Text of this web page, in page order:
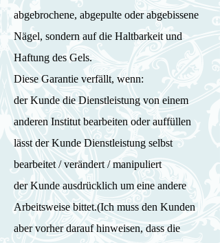
abgebrochene, abgepulte oder abgebissene
Nägel, sondern auf die Haltbarkeit und
Haftung des Gels.
Diese Garantie verfällt, wenn:
der Kunde die Dienstleistung von einem
anderen Institut bearbeiten oder auffüllen
lässt der Kunde Dienstleistung selbst
bearbeitet / verändert / manipuliert
der Kunde ausdrücklich um eine andere
Arbeitsweise bittet.(Ich muss den Kunden
aber vorher darauf hinweisen, dass die